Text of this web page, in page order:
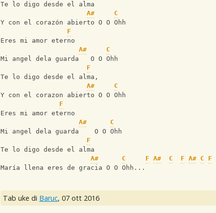
Te lo digo desde el alma
A#
C
Y con el corazón abierto O O Ohh
F
Eres mi amor eterno
A#
C
Mi angel dela guarda   O O Ohh
F
Te lo digo desde el alma,
A#
C
Y con el corazon abierto O O Ohh
F
Eres mi amor eterno
A#
C
Mi angel dela guarda    O O Ohh
F
Te lo digo desde el alma
A#
C F A# C F A# C F
María llena eres de gracia O O Ohh...
Tab uke di Baruc, 07 ott 2016